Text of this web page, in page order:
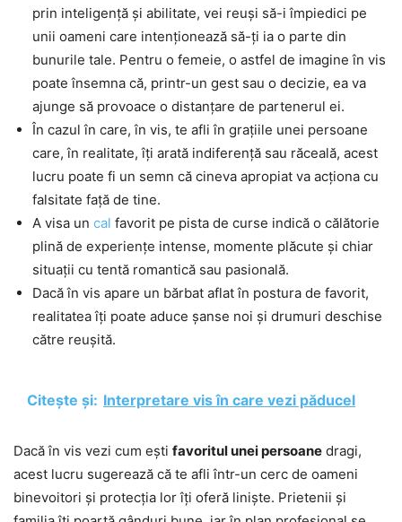
prin inteligență și abilitate, vei reuși să-i împiedici pe
unii oameni care intenționează să-ți ia o parte din
bunurile tale. Pentru o femeie, o astfel de imagine în vis
poate însemna că, printr-un gest sau o decizie, ea va
ajunge să provoace o distanțare de partenerul ei.
În cazul în care, în vis, te afli în grațiile unei persoane
care, în realitate, îți arată indiferență sau răceală, acest
lucru poate fi un semn că cineva apropiat va acționa cu
falsitate față de tine.
A visa un cal favorit pe pista de curse indică o călătorie
plină de experiențe intense, momente plăcute și chiar
situații cu tentă romantică sau pasională.
Dacă în vis apare un bărbat aflat în postura de favorit,
realitatea îți poate aduce șanse noi și drumuri deschise
către reușită.
Citește și: Interpretare vis în care vezi păducel
Dacă în vis vezi cum ești favoritul unei persoane dragi,
acest lucru sugerează că te afli într-un cerc de oameni
binevoitori și protecția lor îți oferă liniște. Prietenii și